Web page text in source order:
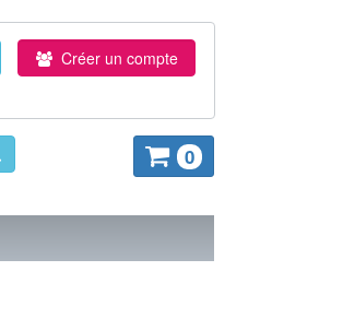
Créer un compte
0